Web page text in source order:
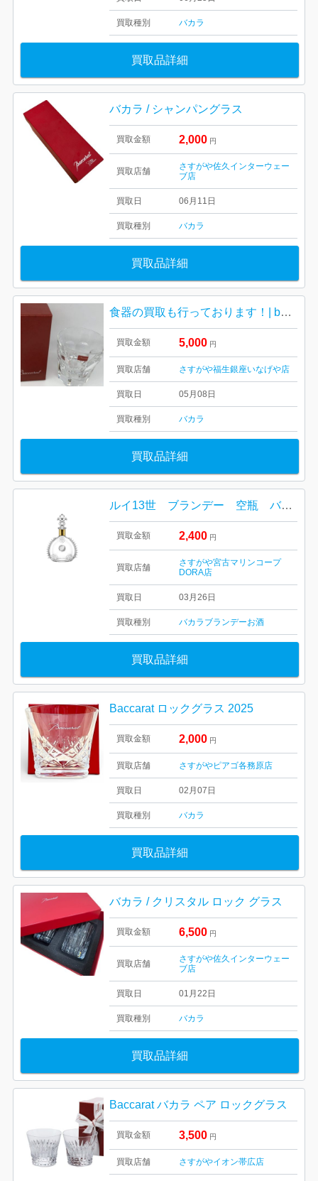
買取種別 バカラ
買取品詳細
バカラ / シャンパングラス
買取金額 2,000 円
買取店舗
さすがや佐久インターウェー
ブ店
買取日 06月11日
買取種別 バカラ
買取品詳細
食器の買取も行っております！| baccara バカラ グラス| 福生市東町
買取金額 5,000 円
買取店舗 さすがや福生銀座いなげや店
買取日 05月08日
買取種別 バカラ
買取品詳細
ルイ13世 ブランデー 空瓶 バカラボトル
買取金額 2,400 円
買取店舗
さすがや宮古マリンコープ
DORA店
買取日 03月26日
買取種別 バカラ ブランデーお酒
買取品詳細
Baccarat ロックグラス 2025
買取金額 2,000 円
買取店舗 さすがやピアゴ各務原店
買取日 02月07日
買取種別 バカラ
買取品詳細
バカラ / クリスタル ロック グラス
買取金額 6,500 円
買取店舗
さすがや佐久インターウェー
ブ店
買取日 01月22日
買取種別 バカラ
買取品詳細
Baccarat バカラ ペア ロックグラス
買取金額 3,500 円
買取店舗 さすがやイオン帯広店